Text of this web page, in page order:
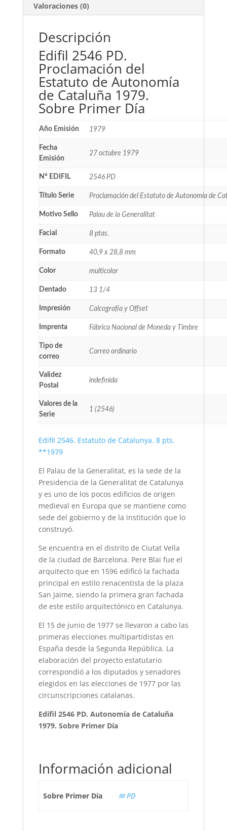
Valoraciones (0)
Descripción
Edifil 2546 PD.
Proclamación del
Estatuto de Autonomía
de Cataluña 1979.
Sobre Primer Día
Año Emisión 1979
Fecha
Emisión
27 octubre 1979
Nº EDIFIL 2546 PD
Título Serie Proclamación del Estatuto de Autonomía de
Motivo Sello Palau de la Generalitat
Facial 8 ptas.
Formato 40,9 x 28,8 mm
Color multicolor
Dentado 13 1/4
Impresión Calcografía y Offset
Imprenta Fábrica Nacional de Moneda y Timbre
Tipo de
correo
Correo ordinario
Validez
Postal
indefinida
Valores de la
Serie
1 (2546)
Edifil 2546. Estatuto de Catalunya. 8 pts.
**1979
El Palau de la Generalitat, es la sede de la
Presidencia de la Generalitat de Catalunya
y es uno de los pocos edificios de origen
medieval en Europa que se mantiene como
sede del gobierno y de la institución que lo
construyó.
Se encuentra en el distrito de Ciutat Vella
de la ciudad de Barcelona. Pere Blai fue el
arquitecto que en 1596 edificó la fachada
principal en estilo renacentista de la plaza
San Jaime, siendo la primera gran fachada
de este estilo arquitectónico en Catalunya.
El 15 de junio de 1977 se llevaron a cabo las
primeras elecciones multipartidistas en
España desde la Segunda República. La
elaboración del proyecto estatutario
correspondió a los diputados y senadores
elegidos en las elecciones de 1977 por las
circunscripciones catalanas.
Edifil 2546 PD. Autonomía de Cataluña
1979. Sobre Primer Día
Información adicional
Sobre Primer Día ✉ PD